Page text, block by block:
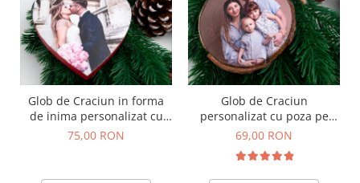
Glob de Craciun in forma
de inima personalizat cu
poza
75,00 RON
Glob de Craciun
personalizat cu poza pe
felie de lemn
69,00 RON